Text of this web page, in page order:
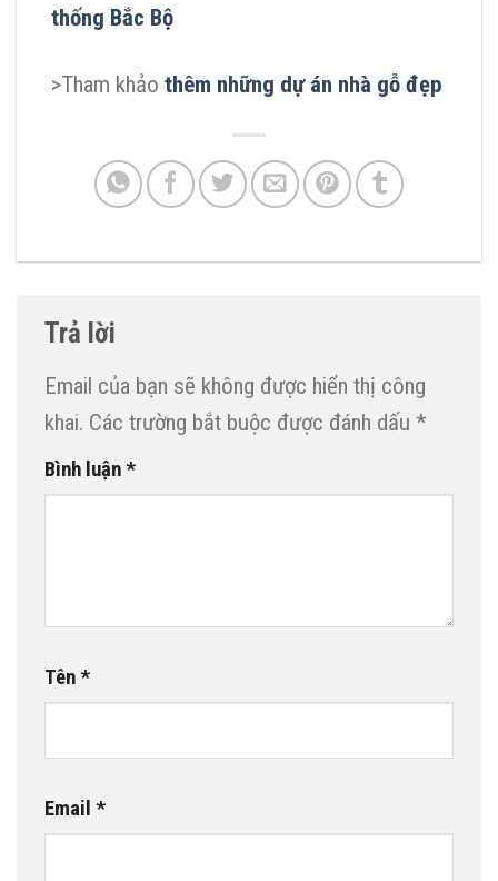
thống Bắc Bộ
>Tham khảo thêm những dự án nhà gỗ đẹp
Trả lời
Email của bạn sẽ không được hiển thị công
khai. Các trường bắt buộc được đánh dấu *
Bình luận*
Tên*
Email *